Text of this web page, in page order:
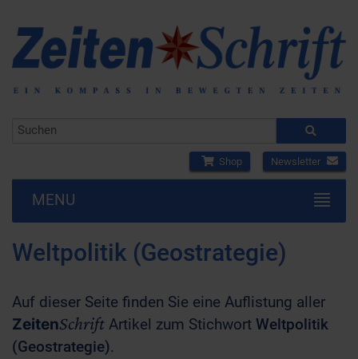
Shop Newsletter
MENU
Weltpolitik (Geostrategie)
Auf dieser Seite finden Sie eine Auflistung aller
ZeitenSchrift Artikel zum Stichwort Weltpolitik
(Geostrategie).